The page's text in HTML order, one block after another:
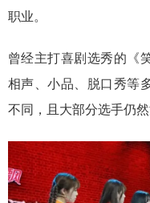
职业。
曾经主打喜剧选秀的《
相声、小品、脱口秀等
不同，且大部分选手仍然